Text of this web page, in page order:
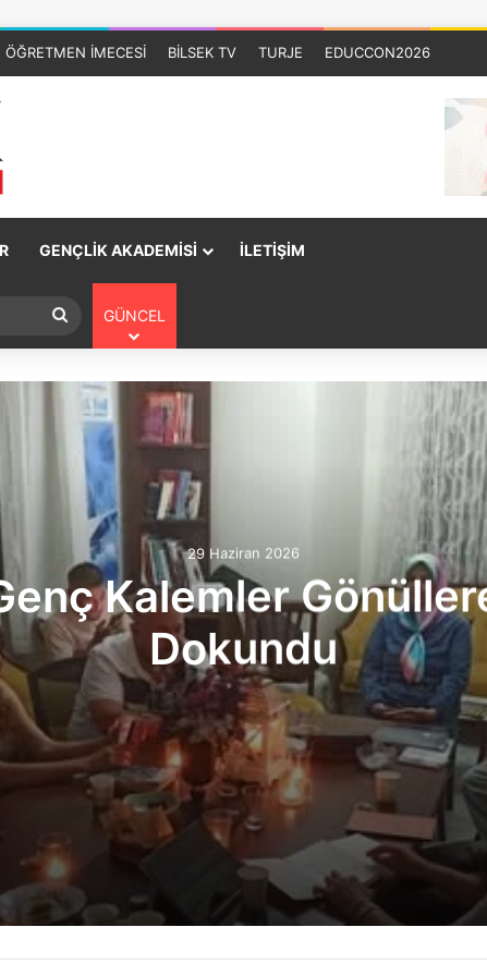
ÖĞRETMEN İMECESİ BİLSEK TV TURJE EDUCCON2026
GENÇLİK AKADEMİSİ İLETİŞİM
GÜNCEL
29 Haziran 2026
Kalemler
Dokundu